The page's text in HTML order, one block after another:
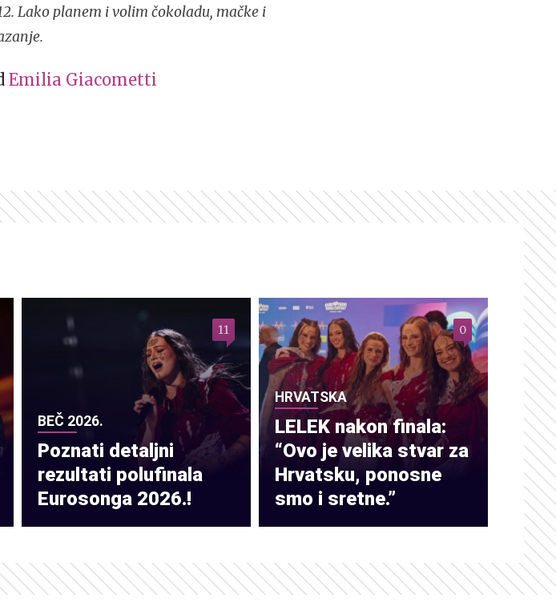
Lako planem i volim čokoladu, mačke i
Emilia Giacometti
BEČ 2026.
Poznati detaljni
rezultati polufinala
Eurosonga 2026.!
11
HRVATSKA
LELEK nakon finala:
“Ovo je velika stvar za
Hrvatsku, ponosne
smo i sretne.”
0